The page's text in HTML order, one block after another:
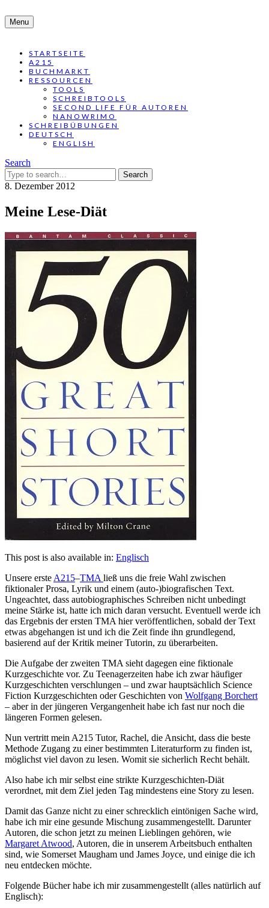
Menu
STARTSEITE
A215
BUCHMARKT
RESSOURCEN
TOOLS
SCHREIBTOOLS
SECOND LIFE FÜR AUTOREN
NANOWRIMO
SCHREIBÜBUNGEN
DEUTSCH
ENGLISH
Search
Search
for:
8. Dezember 2012
Meine Lese-Diät
This post is also available in: Englisch
Unsere erste A215–TMA ließ uns die freie Wahl zwischen
fiktionaler Prosa, Lyrik und einem (auto-)biografischen Text.
Ungeachtet, dass autobiographisches Schreiben nicht unbedingt
meine Stärke ist, hatte ich mich daran versucht. Eventuell werde ich
das Ergebnis der ersten TMA hier veröffentlichen, sobald der Text
etwas abgehangen ist und ich die Zeit finde ihn grundlegend,
basierend auf der Kritik meiner Tutorin, zu überarbeiten.
Die Aufgabe der zweiten TMA sieht dagegen eine fiktionale
Kurzgeschichte vor. Zu Teenagerzeiten habe ich zwar häufiger
Kurzgeschichten verschlungen – und zwar hauptsächlich Science
Fiction Kurzgeschichten oder Geschichten von Wolfgang Borchert
– aber in der jüngeren Vergangenheit habe ich fast nur noch die
längeren Formen gelesen.
Nun vertritt mein A215 Tutor, Rachel, die Ansicht, dass die beste
Methode Zugang zu einer bestimmten Literaturform zu finden ist,
möglichst viel davon zu lesen. Womit sie sicherlich Recht behält.
Also habe ich mir selbst eine strikte Kurzgeschichten-Diät
verordnet, mit dem Ziel jeden Tag mindestens eine Story zu lesen.
Damit das Ganze nicht zu einer schrecklich eintönigen Sache wird,
habe ich mir eine gesunde Mischung zusammengestellt. Darunter
Autoren, die schon jetzt zu meinen Lieblingen gehören, wie
Margaret Atwood, Autoren, die in unserem Arbeitsbuch enthalten
sind, wie Somerset Maugham und James Joyce, und einige die ich
neu entdecken möchte.
Folgende Bücher habe ich mir zusammengestellt (alles natürlich auf
Englisch):